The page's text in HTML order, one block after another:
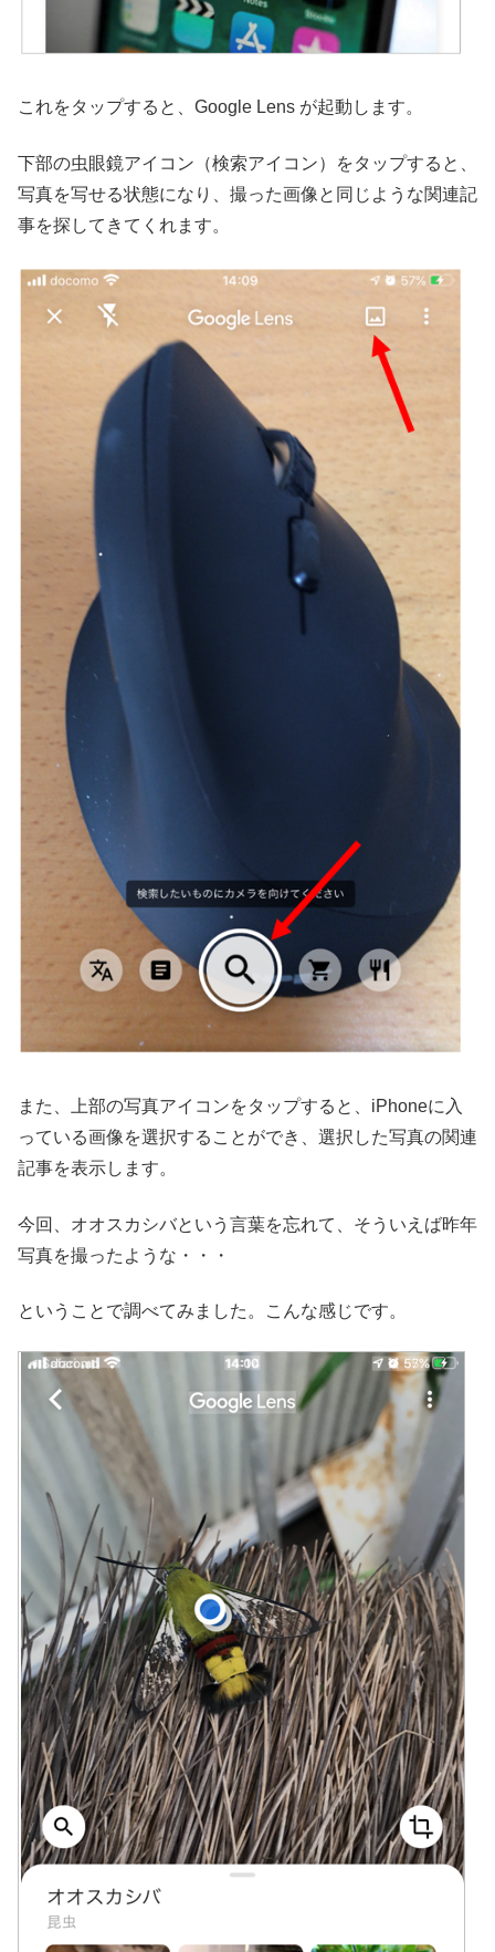
これをタップすると、Google Lens が起動します。
下部の虫眼鏡アイコン（検索アイコン）をタップすると、
写真を写せる状態になり、撮った画像と同じような関連記
事を探してきてくれます。
また、上部の写真アイコンをタップすると、iPhoneに入
っている画像を選択することができ、選択した写真の関連
記事を表示します。
今回、オオスカシバという言葉を忘れて、そういえば昨年
写真を撮ったような・・・
ということで調べてみました。こんな感じです。